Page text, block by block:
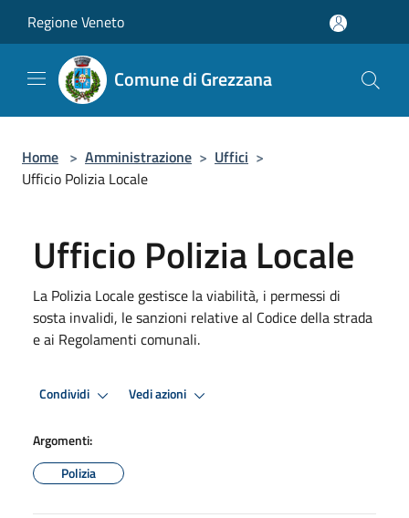
Regione Veneto
Comune di Grezzana
Home > Amministrazione > Uffici >
Ufficio Polizia Locale
Ufficio Polizia Locale
La Polizia Locale gestisce la viabilità, i permessi di
sosta invalidi, le sanzioni relative al Codice della strada
e ai Regolamenti comunali.
Condividi Vedi azioni
Argomenti:
Polizia